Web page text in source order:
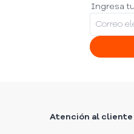
Ingresa
Atención al cliente